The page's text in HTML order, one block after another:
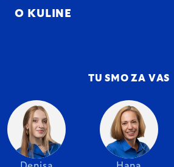
O KULINE
TU SMO ZA VAS